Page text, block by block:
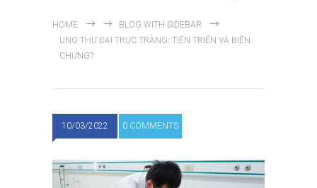
HOME
BLOG WITH SIDEBAR
UNG THƯ ĐẠI TRỰC TRÀNG: TIẾN TRIỂN VÀ BIẾN
CHỨNG?
10/03/2022 0 COMMENTS